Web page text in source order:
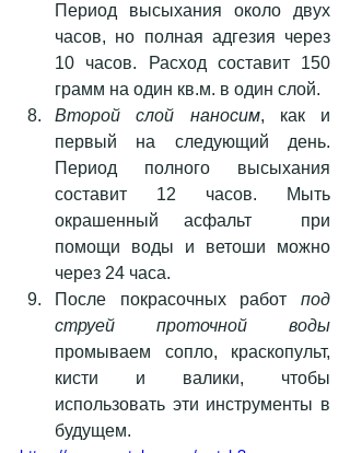
Период высыхания около двух
часов, но полная адгезия через
10 часов. Расход составит 150
грамм на один кв.м. в один слой.
Второй слой наносим, как и
первый на следующий день.
Период полного высыхания
составит 12 часов. Мыть
окрашенный асфальт  при
помощи воды и ветоши можно
через 24 часа.
После покрасочных работ под
струей проточной воды
промываем сопло, краскопульт,
кисти и валики, чтобы
использовать эти инструменты в
будущем.